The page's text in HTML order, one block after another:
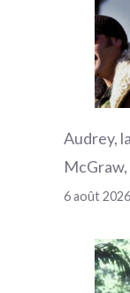
Audrey,
6 août 2026